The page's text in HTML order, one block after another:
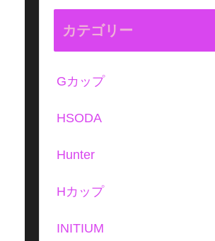
カテゴリー
Gカップ
HSODA
Hunter
Hカップ
INITIUM